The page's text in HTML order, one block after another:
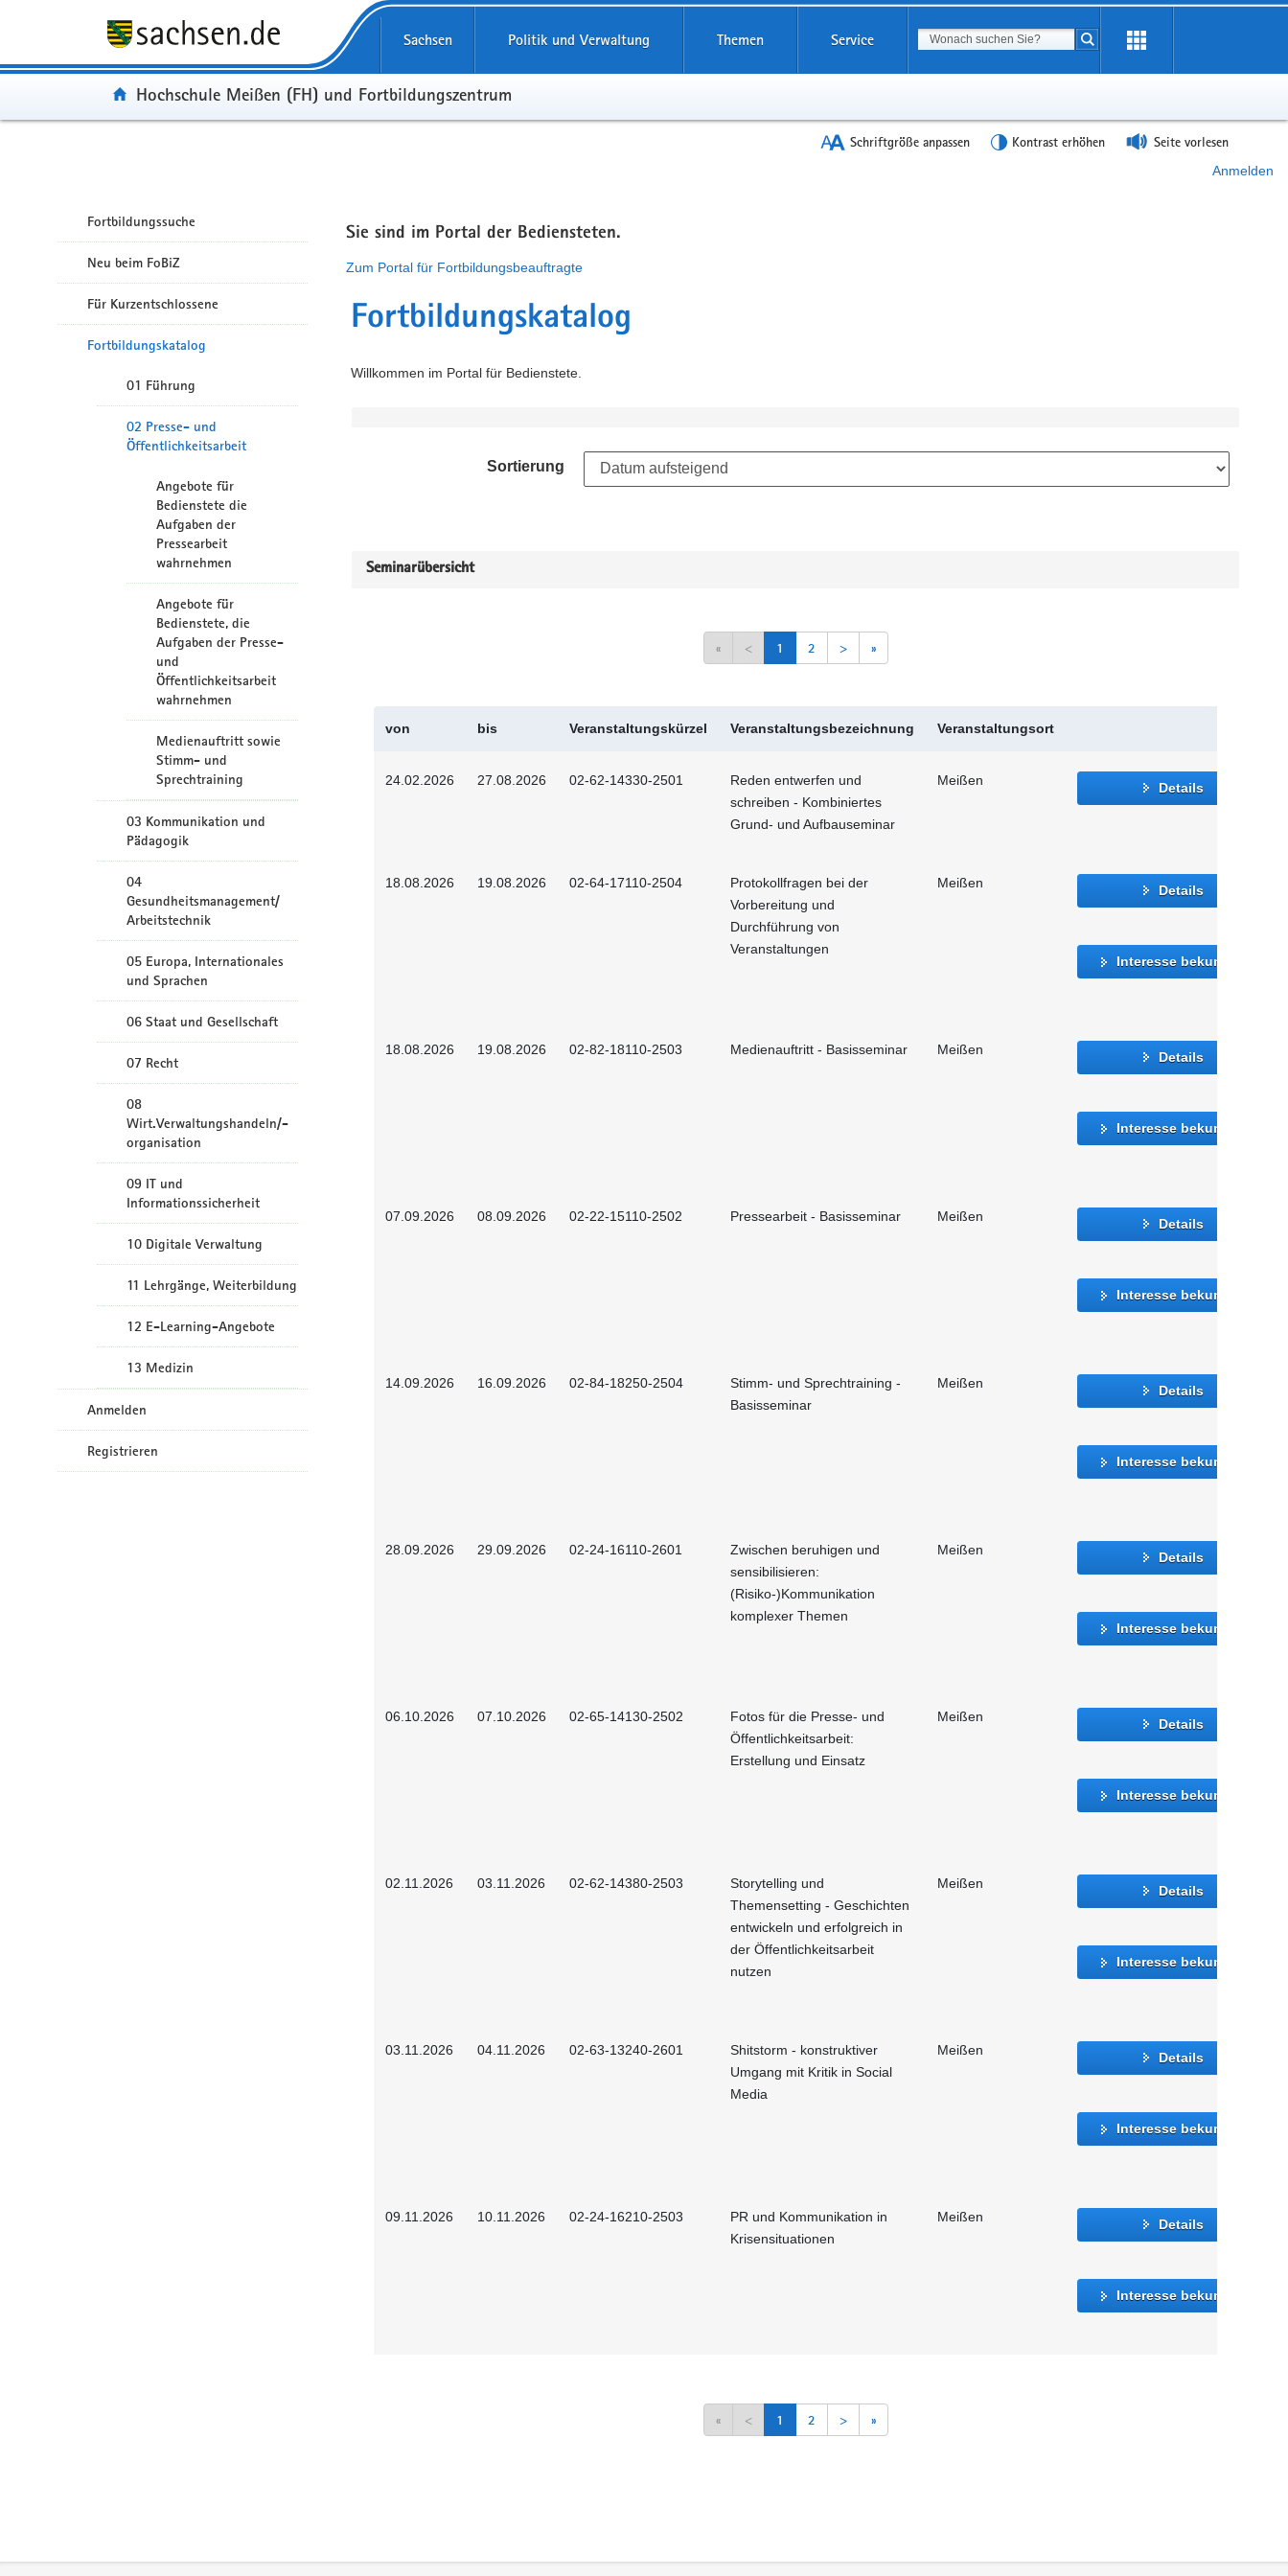
Sachsen Politik und Verwaltung Themen Service Suchbegriff
Suche starten
Portal:
Hochschule Meißen (FH) und Fortbildungszentrum
Schriftgröße anpassen Kontrast erhöhen Seite vorlesen
Anmelden
Fortbildungssuche
Neu beim FoBiZ
Für Kurzentschlossene
Fortbildungskatalog
01 Führung
02 Presse- und
Öffentlichkeitsarbeit
Angebote für
Bedienstete die
Aufgaben der
Pressearbeit
wahrnehmen
Angebote für
Bedienstete, die
Aufgaben der Presse-
und
Öffentlichkeitsarbeit
wahrnehmen
Medienauftritt sowie
Stimm- und
Sprechtraining
03 Kommunikation und
Pädagogik
04
Gesundheitsmanagement/
Arbeitstechnik
05 Europa, Internationales
und Sprachen
06 Staat und Gesellschaft
07 Recht
08
Wirt.Verwaltungshandeln/-
organisation
09 IT und
Informationssicherheit
10 Digitale Verwaltung
11 Lehrgänge, Weiterbildung
12 E-Learning-Angebote
13 Medizin
Anmelden
Registrieren
Sie sind im Portal der Bediensteten.
Zum Portal für Fortbildungsbeauftragte
Fortbildungskatalog
Willkommen im Portal für Bedienstete.
Sortierung
Seminarübersicht
« < 1 2 > »
von bis Veranstaltungskürzel Veranstaltungsbezeichnung Veranstaltungsort
24.02.2026 27.08.2026 02-62-14330-2501
Reden entwerfen und
schreiben - Kombiniertes
Grund- und Aufbauseminar
Meißen Details
18.08.2026 19.08.2026 02-64-17110-2504
Protokollfragen bei der
Vorbereitung und
Durchführung von
Veranstaltungen
Meißen Details
Interesse bekunden
18.08.2026 19.08.2026 02-82-18110-2503 Medienauftritt - Basisseminar Meißen Details
Interesse bekunden
07.09.2026 08.09.2026 02-22-15110-2502 Pressearbeit - Basisseminar Meißen Details
Interesse bekunden
14.09.2026 16.09.2026 02-84-18250-2504
Stimm- und Sprechtraining -
Basisseminar
Meißen Details
Interesse bekunden
28.09.2026 29.09.2026 02-24-16110-2601
Zwischen beruhigen und
sensibilisieren:
(Risiko-)Kommunikation
komplexer Themen
Meißen Details
Interesse bekunden
06.10.2026 07.10.2026 02-65-14130-2502
Fotos für die Presse- und
Öffentlichkeitsarbeit:
Erstellung und Einsatz
Meißen Details
Interesse bekunden
02.11.2026 03.11.2026 02-62-14380-2503
Storytelling und
Themensetting - Geschichten
entwickeln und erfolgreich in
der Öffentlichkeitsarbeit
nutzen
Meißen Details
Interesse bekunden
03.11.2026 04.11.2026 02-63-13240-2601
Shitstorm - konstruktiver
Umgang mit Kritik in Social
Media
Meißen Details
Interesse bekunden
09.11.2026 10.11.2026 02-24-16210-2503
PR und Kommunikation in
Krisensituationen
Meißen Details
Interesse bekunden
« < 1 2 > »